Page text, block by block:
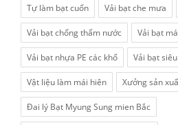
Tự làm bạt cuốn Vải bạt che mưa
Vải bạt chống thấm nước Vải bạt
Vải bạt nhựa PE các khổ Vải bạt
Vật liệu làm mái hiên Xưởng sản
Đai lý Bạt Myung Sung mien Bắc